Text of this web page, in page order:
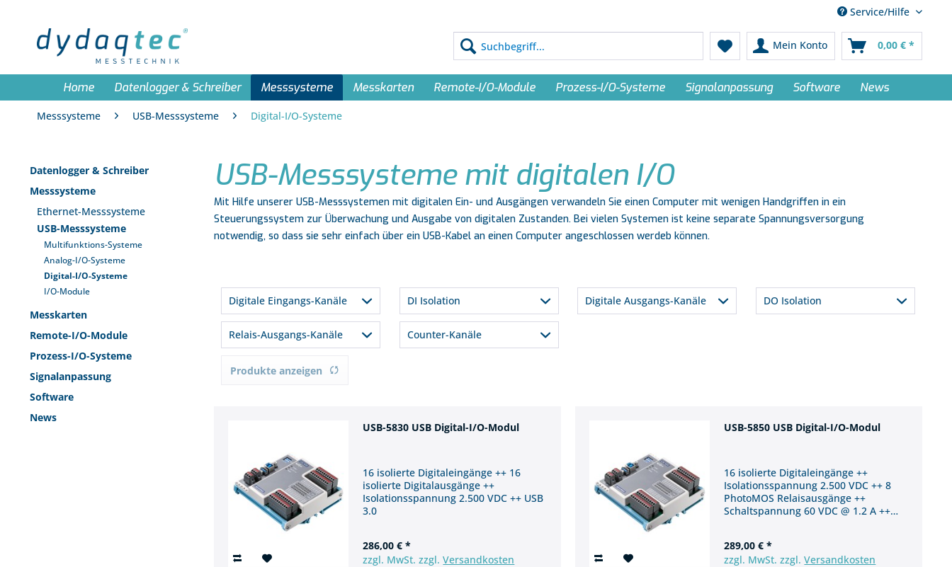
Service/Hilfe
Mein Konto 0,00 € *
Home Datenlogger & Schreiber Messsysteme Messkarten Remote-I/O-Module Prozess-I/O-Systeme Signalanpassung Software News
Messsysteme USB-Messsysteme Digital-I/O-Systeme
Datenlogger & Schreiber
Messsysteme
Ethernet-Messsysteme
USB-Messsysteme
Multifunktions-Systeme
Analog-I/O-Systeme
Digital-I/O-Systeme
I/O-Module
Messkarten
Remote-I/O-Module
Prozess-I/O-Systeme
Signalanpassung
Software
News
USB-Messsysteme mit digitalen I/O
Mit Hilfe unserer USB-Messsystemen mit digitalen Ein- und Ausgängen verwandeln Sie einen Computer mit wenigen Handgriffen in ein
Steuerungssystem zur Überwachung und Ausgabe von digitalen Zustanden. Bei vielen Systemen ist keine separate Spannungsversorgung
notwendig, so dass sie sehr einfach über ein USB-Kabel an einen Computer angeschlossen werdeb können.
Digitale Eingangs-Kanäle
32
16
8
DI Isolation
2.500 VDC
Digitale Ausgangs-Kanäle DO Isolation
Relais-Ausgangs-Kanäle
8
Counter-Kanäle
Produkte anzeigen
USB-5830 USB Digital-I/O-Modul
16 isolierte Digitaleingänge ++ 16
isolierte Digitalausgänge ++
Isolationsspannung 2.500 VDC ++ USB
3.0
286,00 € *
zzgl. MwSt. zzgl.Versandkosten
USB-5850 USB Digital-I/O-Modul
16 isolierte Digitaleingänge ++
Isolationsspannung 2.500 VDC ++ 8
PhotoMOS Relaisausgänge ++
Schaltspannung 60 VDC @ 1.2 A ++
289,00 € *
zzgl. MwSt. zzgl.Versandkosten